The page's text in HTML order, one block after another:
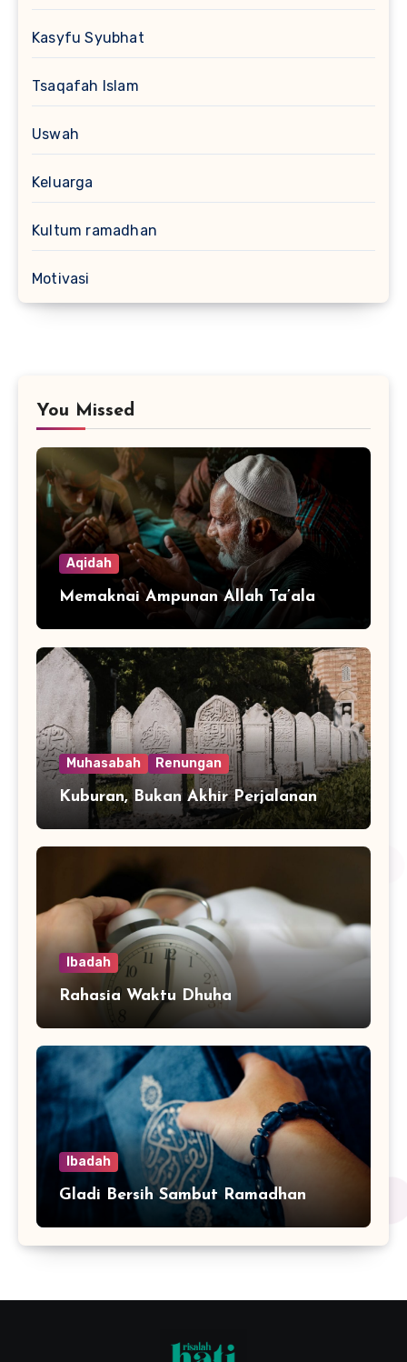
Kasyfu Syubhat
Tsaqafah Islam
Uswah
Keluarga
Kultum ramadhan
Motivasi
You Missed
Aqidah
Memaknai Ampunan Allah Ta’ala
Muhasabah Renungan
Kuburan, Bukan Akhir Perjalanan
Ibadah
Rahasia Waktu Dhuha
Ibadah
Gladi Bersih Sambut Ramadhan